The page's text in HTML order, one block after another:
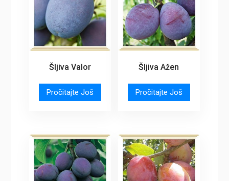
Šljiva Valor
Pročitajte Još
Šljiva Ažen
Pročitajte Još